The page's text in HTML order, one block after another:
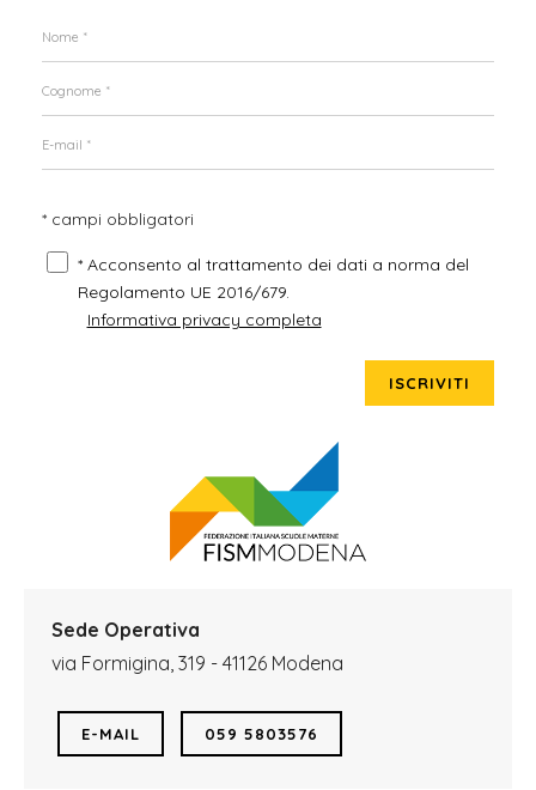
* campi obbligatori
* Acconsento al trattamento dei dati a norma del
Regolamento UE 2016/679.
Informativa privacy completa
ISCRIVITI
Sede Operativa
via Formigina, 319 - 41126 Modena
E-MAIL 059 5803576